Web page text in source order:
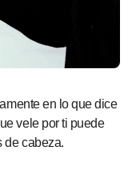
en lo que dice
vele por ti puede
de cabeza.